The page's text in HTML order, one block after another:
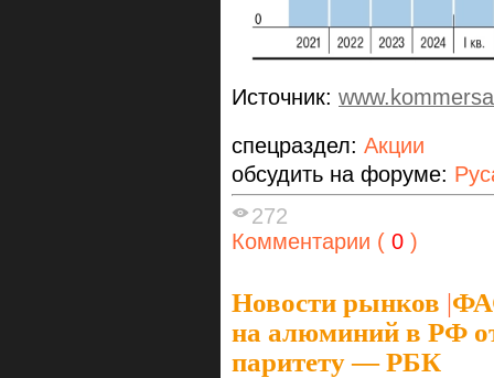
Источник:
спецраздел: Акции
обсудить на форуме:
272
Комментарии ( 0 )
Новости рынков |
на алюминий в РФ
паритету — РБК